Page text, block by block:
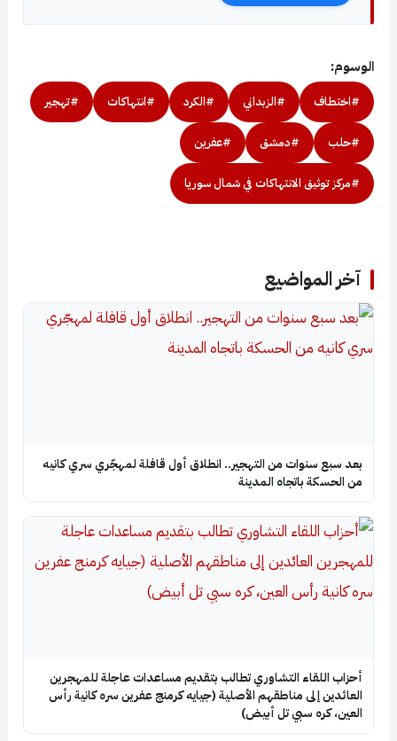
الوسوم:
#اختطاف #الزبداني #الكرد #انتهاكات #تهجير
#حلب #دمشق #عفرين
#مركز توثيق الانتهاكات في شمال سوريا
آخر المواضيع
بعد سبع سنوات من التهجير.. انطلاق أول قافلة لمهجّري سري كانيه
من الحسكة باتجاه المدينة
أحزاب اللقاء التشاوري تطالب بتقديم مساعدات عاجلة للمهجرين
العائدين إلى مناطقهم الأصلية (جيايه كرمنج عفرين سره كانية رأس
العين، كره سبي تل أبيض)